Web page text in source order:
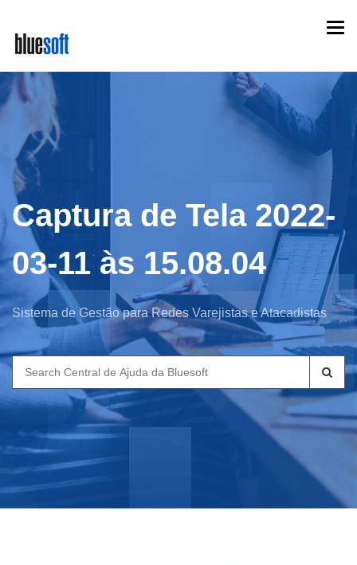
main
content
Captura de Tela 2022-
03-11 às 15.08.04
Sistema de Gestão para Redes Varejistas e Atacadistas
Search
for: